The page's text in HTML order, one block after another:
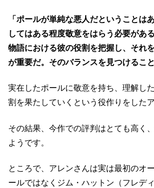
「ポールが単純な悪人だということは
してはある程度敬意をはらう必要があ
物語における彼の役割を把握し、それ
が重要だ。そのバランスを見つけるこ
実在したポールに敬意を持ち、理解し
割を果たしていくという役作りをしたア
その結果、今作での評判はとても高く
ようです。
ところで、アレンさんは実は最初のオ
ールではなくジム・ハットン（フレデ